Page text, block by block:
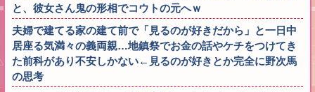
と、彼女さん鬼の形相でコウトの元へｗ
夫婦で建てる家の建て前で「見るのが好きだから」と一日中
居座る気満々の義両親…地鎮祭でお金の話やケチをつけてき
た前科があり不安しかない←見るのが好きとか完全に野次馬
の思考